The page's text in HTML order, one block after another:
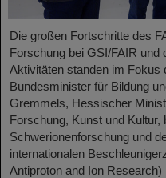
Die großen Fortschritte des
Forschung bei GSI/FAIR und
Aktivitäten standen im
Bundesminister für Bildung
Gremmels, Hessischer
Forschung, Kunst und
Schwerionenforschung und
internationalen
Antiproton and Ion Research)